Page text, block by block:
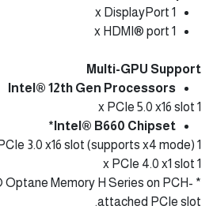
1 x DisplayPort
1 x HDMI® port
Multi-GPU Support
Intel® 12th Gen Processors
1 x PCIe 5.0 x16 slot
Intel® B660 Chipset*
1 x PCIe 3.0 x16 slot (supports x4 mode)
1 x PCIe 4.0 x1 slot
Optane Memory H Series on PCH-
attached PCIe slot.